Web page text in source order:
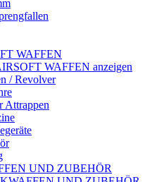
WAFFEN
WAFFEN anzeigen
/ Revolver
Attrappen
UND ZUBEHÖR